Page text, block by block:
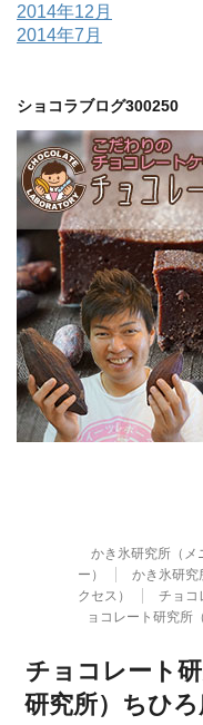
2014年12月
2014年7月
ショコラブログ300250
かき氷研究所（メ
ー）
かき氷研究
クセス）
チョコ
ョコレート研究所
チョコレート
研究所）ちひ